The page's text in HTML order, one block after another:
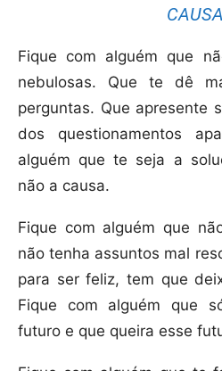
Fique com alguém que
nebulosas. Que te dê
perguntas. Que apresente
dos questionamentos
alguém que te seja a
não a causa.
Fique com alguém que
não tenha assuntos mal
para ser feliz, tem que
Fique com alguém que
futuro e que queira esse